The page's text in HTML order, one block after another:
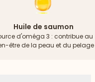
Huile de saumon
d'oméga 3 : contribue au
être de la peau et du pelage